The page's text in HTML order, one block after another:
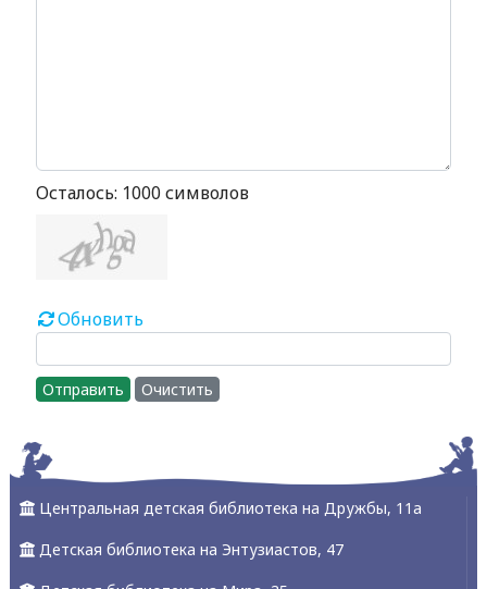
Осталось: 1000 символов
Обновить
Отправить Очистить
Центральная детская библиотека на Дружбы, 11а
Детская библиотека на Энтузиастов, 47